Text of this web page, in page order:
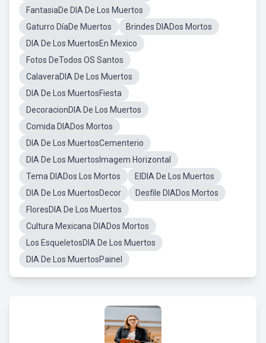
FantasiaDe DIA De Los Muertos
Gaturro DíaDe Muertos
Brindes DIADos Mortos
DIA De Los MuertosEn Mexico
Fotos DeTodos OS Santos
CalaveraDIA De Los Muertos
DIA De Los MuertosFiesta
DecoracionDIA De Los Muertos
Comida DIADos Mortos
DIA De Los MuertosCementerio
DIA De Los MuertosImagem Horizontal
Tema DIADos Los Mortos
ElDIA De Los Muertos
DIA De Los MuertosDecor
Desfile DIADos Mortos
FloresDIA De Los Muertos
Cultura Mexicana DIADos Mortos
Los EsqueletosDIA De Los Muertos
DIA De Los MuertosPainel